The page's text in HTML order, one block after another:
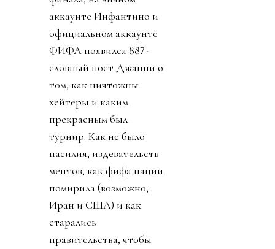
аккаунте Инфантино и
официальном аккаунте
ФИФА появился 887-
словный пост Джанни о
том, как ничтожны
хейтеры и каким
прекрасным был
турнир. Как не было
насилия, издевательств
ментов, как фифа нации
помирила (возможно,
Иран и США) и как
старались
правительства, чтобы